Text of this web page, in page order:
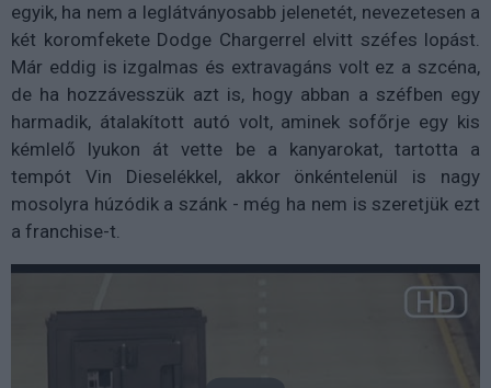
egyik, ha nem a leglátványosabb jelenetét, nevezetesen a
két koromfekete Dodge Chargerrel elvitt széfes lopást.
Már eddig is izgalmas és extravagáns volt ez a szcéna,
de ha hozzávesszük azt is, hogy abban a széfben egy
harmadik, átalakított autó volt, aminek sofőrje egy kis
kémlelő lyukon át vette be a kanyarokat, tartotta a
tempót Vin Dieselékkel, akkor önkéntelenül is nagy
mosolyra húzódik a szánk - még ha nem is szeretjük ezt
a franchise-t.